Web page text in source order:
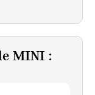
MINI :